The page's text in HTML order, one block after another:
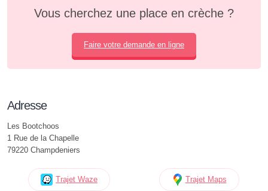
Vous cherchez une place en crèche ?
Faire votre demande en ligne
Adresse
Les Bootchoos
1 Rue de la Chapelle
79220 Champdeniers
Trajet Waze Trajet Maps